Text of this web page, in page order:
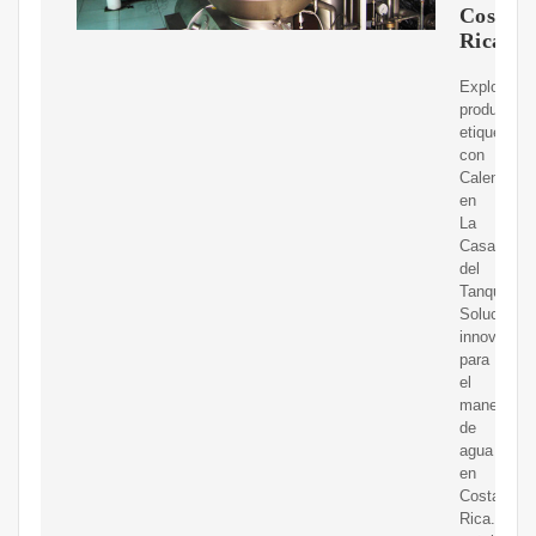
Costa
Rica
Explora
productos
con
en
La
Casa
del
Tanque.
Soluciones
para
el
manejo
de
agua
en
Costa
Rica.